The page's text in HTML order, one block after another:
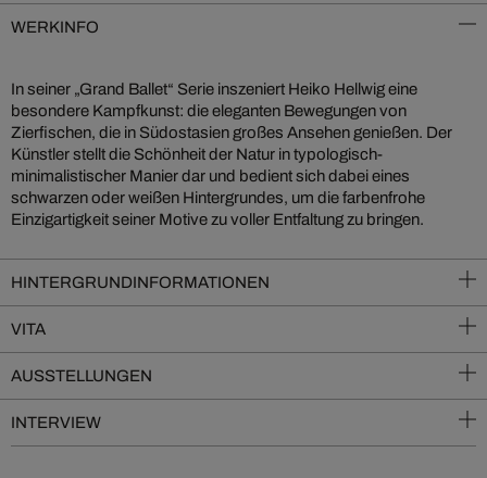
WERKINFO
In seiner „Grand Ballet“ Serie inszeniert Heiko Hellwig eine
besondere Kampfkunst: die eleganten Bewegungen von
Zierfischen, die in Südostasien großes Ansehen genießen. Der
Künstler stellt die Schönheit der Natur in typologisch-
minimalistischer Manier dar und bedient sich dabei eines
schwarzen oder weißen Hintergrundes, um die farbenfrohe
Einzigartigkeit seiner Motive zu voller Entfaltung zu bringen.
HINTERGRUNDINFORMATIONEN
VITA
AUSSTELLUNGEN
INTERVIEW